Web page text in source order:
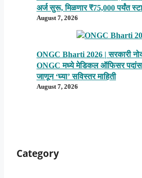
अर्ज सुरू, मिळणार ₹75,000 पर्यंत
August 7, 2026
ONGC Bharti 2026 | सरकारी
ONGC मध्ये मेडिकल ऑफिसर
जाणून ‘घ्या’ सविस्तर माहिती
August 7, 2026
Category